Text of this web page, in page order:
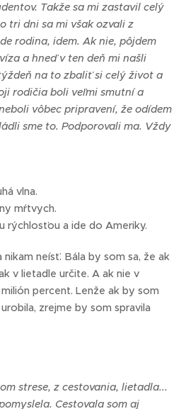
Takže sa mi zastavil celý
tri dni sa mi však ozvali z
rodina, idem. Ak nie, pôjdem
a hneď v ten deň mi našli
na to zbaliť si celý život a
rodičia boli veľmi smutní a
vôbec pripravení, že odídem
sme to. Podporovali ma. Vždy
vlna.
mŕtvych.
rýchlosťou a ide do Ameriky.
neísť. Bála by som sa, že ak
v lietadle určite. A ak nie v
percent. Lenže ak by som
zrejme by som spravila
strese, z cestovania, lietadla...
Cestovala som aj